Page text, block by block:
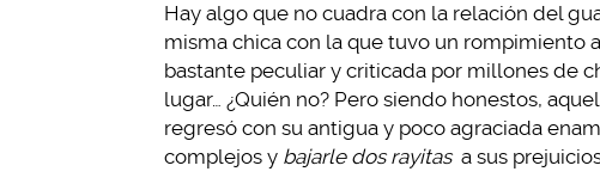
Hay algo que no cuadra con la relación del
misma chica con la que tuvo un rompimiento
bastante peculiar y criticada por millones de
lugar… ¿Quién no? Pero siendo honestos,
regresó con su antigua y poco agraciada
complejos y bajarle dos rayitas a sus